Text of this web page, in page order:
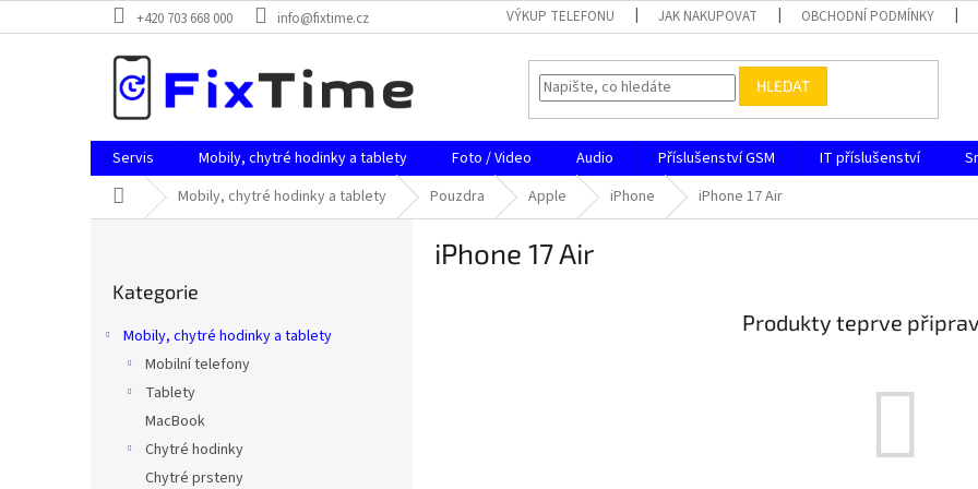
na
+420 703 668 000 info@fixtime.cz VÝKUP TELEFONU JAK NAKUPOVAT OBCHODNÍ PODMÍNKY
HLEDAT
Servis Mobily, chytré hodinky a tablety Foto / Video Audio Příslušenství GSM IT příslušenství
Domů Mobily, chytré hodinky a tablety Pouzdra Apple iPhone iPhone 17 Air
kategorie
Kategorie
Mobily, chytré hodinky a tablety
Mobilní telefony
Tablety
MacBook
Chytré hodinky
Chytré prsteny
iPhone 17 Air
Produkty teprve